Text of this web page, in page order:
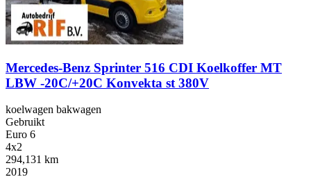
Mercedes-Benz Sprinter 516 CDI Koelkoffer MT
LBW -20C/+20C Konvekta st 380V
koelwagen bakwagen
Gebruikt
Euro 6
4x2
294,131 km
2019